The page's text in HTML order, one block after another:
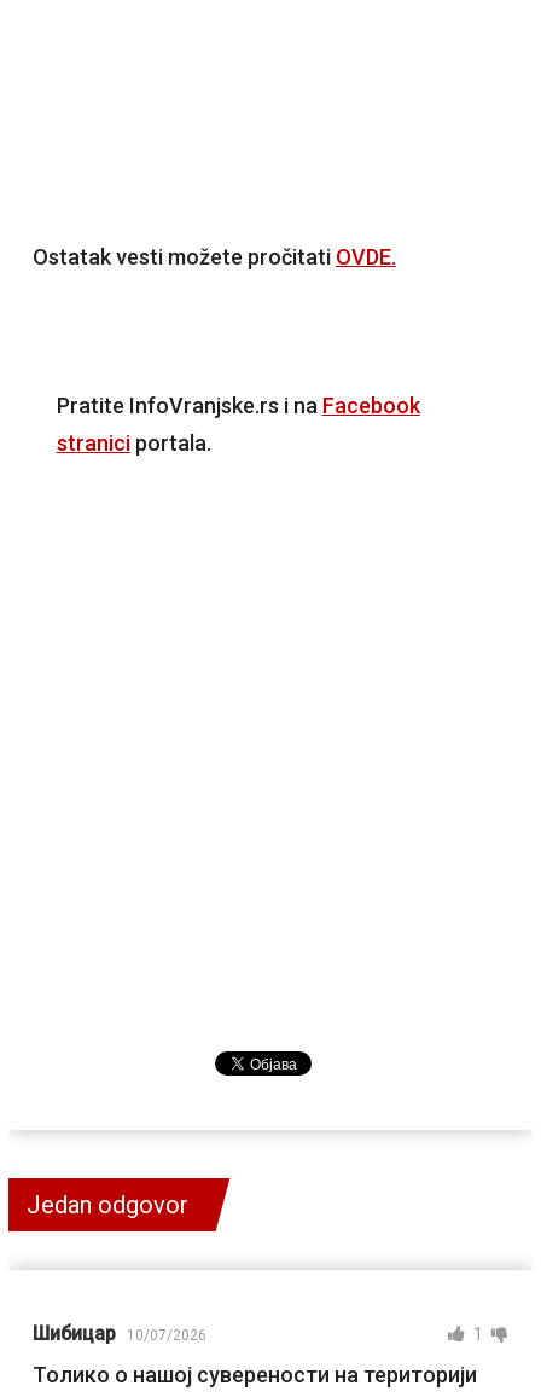
Ostatak vesti možete pročitati OVDE.
Pratite InfoVranjske.rs i na Facebook
straniciportala.
Jedan odgovor
Шибицар 10/07/2026 1
Толико о нашој суверености на територији